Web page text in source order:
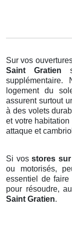
Sur vos
Saint Gratien
supplémentaire.
logement du
assurent surtout
à des volets
et votre habitation
attaque et
Si vosstores sur
ou motorisés,
essentiel de
pour résoudre,
Saint Gratien.